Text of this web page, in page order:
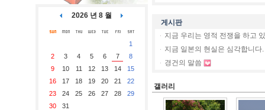
2026 년 8 월
1
2
3 4 5 6 7
8
9
10 11 12 13 14
15
16
17 18 19 20 21
22
23
24 25 26 27 28
29
30
31
게시판
지금 우리는 영적 전쟁을 하고
지금 일본의 현실은 심각합니다.
경건의 말씀
갤러리